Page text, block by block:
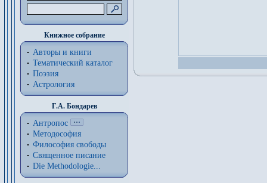
Книжное собрание
Авторы и книги
Тематический каталог
Поэзия
Астрология
Г.А. Бондарев
Антропос
Методософия
Философия cвободы
Священное писание
Die Methodologie...